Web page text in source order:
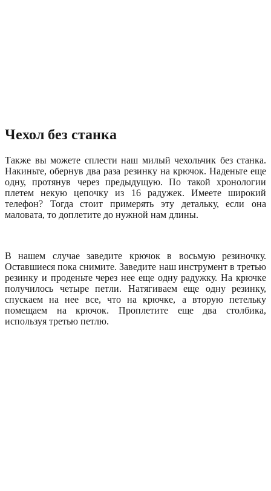
Чехол без станка
Также вы можете сплести наш милый чехольчик без станка.
Накиньте, обернув два раза резинку на крючок. Наденьте еще
одну, протянув через предыдущую. По такой хронологии
плетем некую цепочку из 16 радужек. Имеете широкий
телефон? Тогда стоит примерять эту детальку, если она
маловата, то доплетите до нужной нам длины.
В нашем случае заведите крючок в восьмую резиночку.
Оставшиеся пока снимите. Заведите наш инструмент в третью
резинку и проденьте через нее еще одну радужку. На крючке
получилось четыре петли. Натягиваем еще одну резинку,
спускаем на нее все, что на крючке, а вторую петельку
помещаем на крючок. Проплетите еще два столбика,
используя третью петлю.